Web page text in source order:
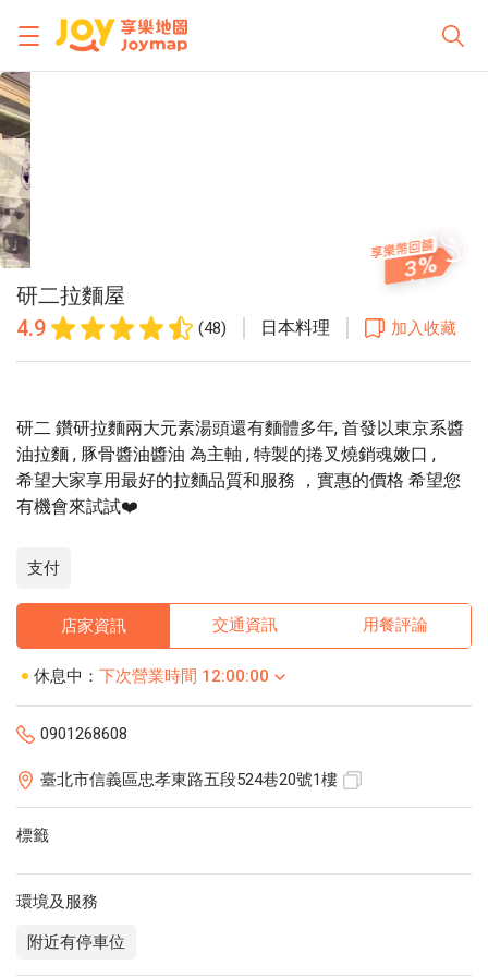
研二拉麵屋
4.9
(48) 日本料理 加入收藏
3
研二 鑽研拉麵兩大元素湯頭還有麵體多年, 首發以東京系醬
油拉麵 , 豚骨醬油醬油 為主軸 , 特製的捲叉燒銷魂嫩口 ,
希望大家享用最好的拉麵品質和服務 ，實惠的價格 希望您
有機會來試試❤️
支付
店家資訊 交通資訊 用餐評論
休息中： 下次營業時間 12:00:00
0901268608
臺北市信義區忠孝東路五段524巷20號1樓
標籤
環境及服務
附近有停車位